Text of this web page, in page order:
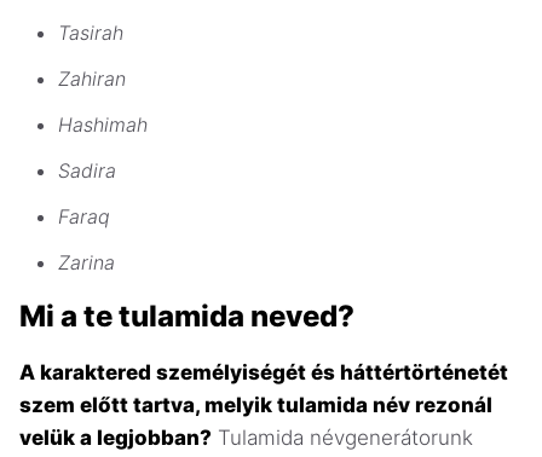
Tasirah
Zahiran
Hashimah
Sadira
Faraq
Zarina
Mi a te tulamida neved?
A karaktered személyiségét és háttértörténetét
szem előtt tartva, melyik tulamida név rezonál
velük a legjobban? Tulamida névgenerátorunk